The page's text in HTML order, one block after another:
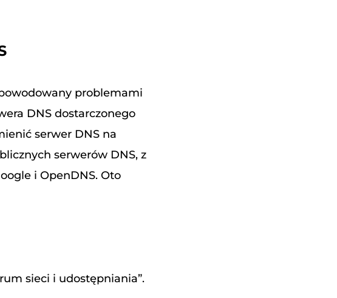
problemami
DNS dostarczonego
serwer DNS na
serwerów DNS, z
i OpenDNS. Oto
sieci i udostępniania”.